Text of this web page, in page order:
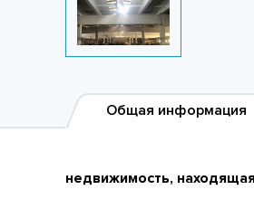
Общая информация
недвижимость,